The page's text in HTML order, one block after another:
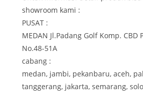
showroom kami :
PUSAT :
MEDAN Jl.Padang Golf Komp. CBD
No.48-51A
cabang :
medan, jambi, pekanbaru, aceh,
tanggerang, jakarta, semarang,